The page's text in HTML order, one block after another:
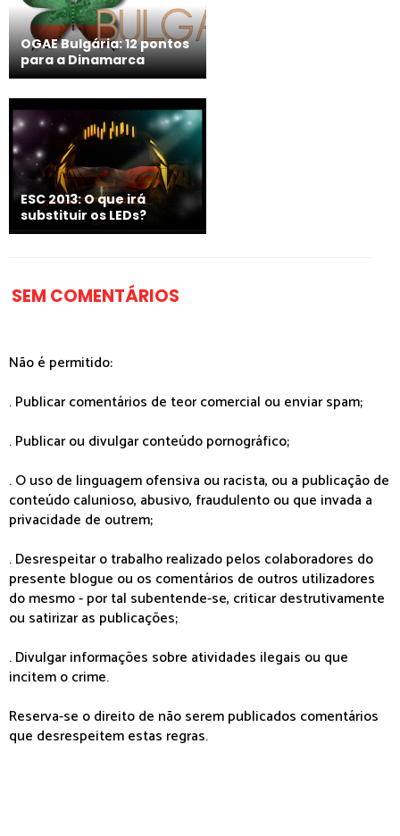
OGAE Bulgária: 12 pontos
para a Dinamarca
ESC 2013: O que irá
substituir os LEDs?
SEM COMENTÁRIOS
Não é permitido:
. Publicar comentários de teor comercial ou enviar spam;
. Publicar ou divulgar conteúdo pornográfico;
. O uso de linguagem ofensiva ou racista, ou a publicação de
conteúdo calunioso, abusivo, fraudulento ou que invada a
privacidade de outrem;
. Desrespeitar o trabalho realizado pelos colaboradores do
presente blogue ou os comentários de outros utilizadores
do mesmo - por tal subentende-se, criticar destrutivamente
ou satirizar as publicações;
. Divulgar informações sobre atividades ilegais ou que
incitem o crime.
Reserva-se o direito de não serem publicados comentários
que desrespeitem estas regras.